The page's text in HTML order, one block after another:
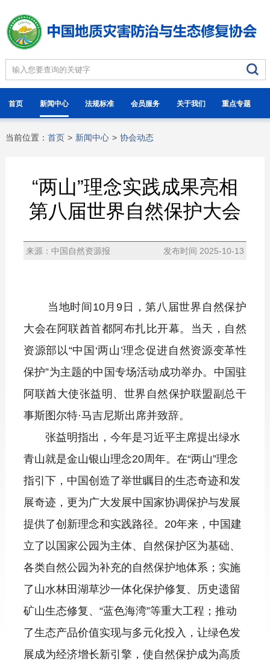
首页 新闻中心 法规标准 会员服务 关于我们 重点专题
当前位置： 首页 > 新闻中心 > 协会动态
“两山”理念实践成果亮相
第八届世界自然保护大会
来源：中国自然资源报 发布时间 2025-10-13
当地时间10月9日，第八届世界自然保护
大会在阿联酋首都阿布扎比开幕。当天，自然
资源部以“中国‘两山’理念促进自然资源变革性
保护”为主题的中国专场活动成功举办。中国驻
阿联酋大使张益明、世界自然保护联盟副总干
事斯图尔特·马吉尼斯出席并致辞。
张益明指出，今年是习近平主席提出绿水
青山就是金山银山理念20周年。在“两山”理念
指引下，中国创造了举世瞩目的生态奇迹和发
展奇迹，更为广大发展中国家协调保护与发展
提供了创新理念和实践路径。20年来，中国建
立了以国家公园为主体、自然保护区为基础、
各类自然公园为补充的自然保护地体系；实施
了山水林田湖草沙一体化保护修复、历史遗留
矿山生态修复、“蓝色海湾”等重大工程；推动
了生态产品价值实现与多元化投入，让绿色发
展成为经济增长新引擎，使自然保护成为高质